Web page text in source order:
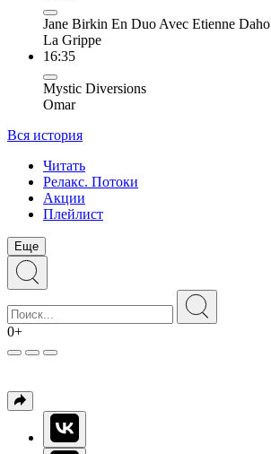
Jane Birkin En Duo Avec Etienne Daho
La Grippe
16:35
Mystic Diversions
Omar
Вся история
Читать
Релакс. Потоки
Акции
Плейлист
Еще
0+